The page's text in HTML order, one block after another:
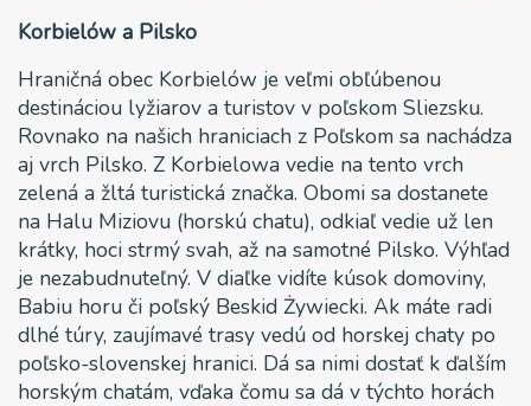
Korbielów a Pilsko
Hraničná obec Korbielów je veľmi obľúbenou
destináciou lyžiarov a turistov v poľskom Sliezsku.
Rovnako na našich hraniciach z Poľskom sa nachádza
aj vrch Pilsko. Z Korbielowa vedie na tento vrch
zelená a žltá turistická značka. Obomi sa dostanete
na Halu Miziovu (horskú chatu), odkiaľ vedie už len
krátky, hoci strmý svah, až na samotné Pilsko. Výhľad
je nezabudnuteľný. V diaľke vidíte kúsok domoviny,
Babiu horu či poľský Beskid Żywiecki. Ak máte radi
dlhé túry, zaujímavé trasy vedú od horskej chaty po
poľsko-slovenskej hranici. Dá sa nimi dostať k ďalším
horským chatám, vďaka čomu sa dá v týchto horách